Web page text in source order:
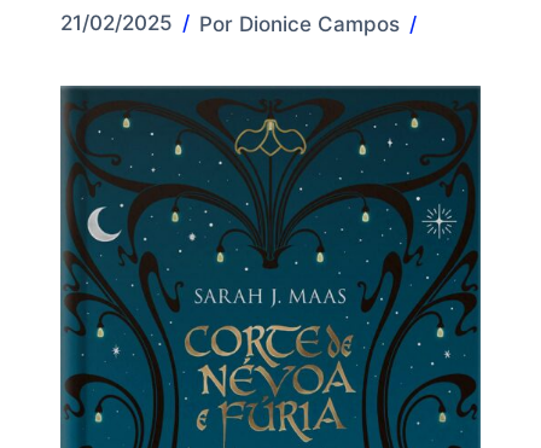
21/02/2025 Por Dionice Campos